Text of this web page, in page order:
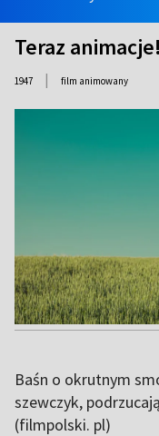
Teraz
1947 | film animowany
Baśn o okrutnym
szewczyk,
(filmpolski. pl)